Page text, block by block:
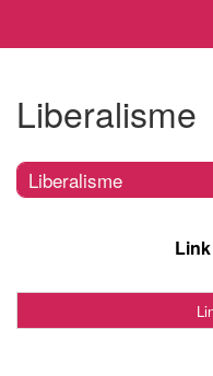
Liberalisme
Liberalisme